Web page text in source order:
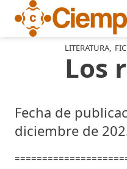
LITERATURA,
Los
Fecha de
diciembre de